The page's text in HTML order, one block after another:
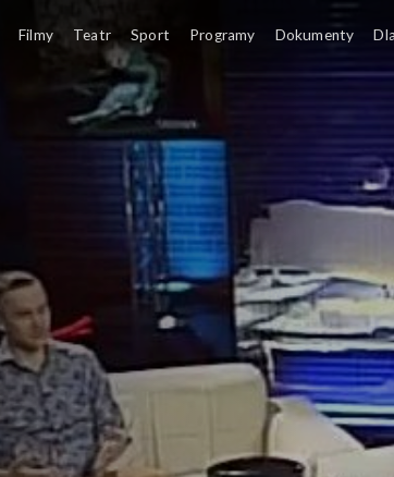
Filmy Teatr Sport Programy Dokumenty